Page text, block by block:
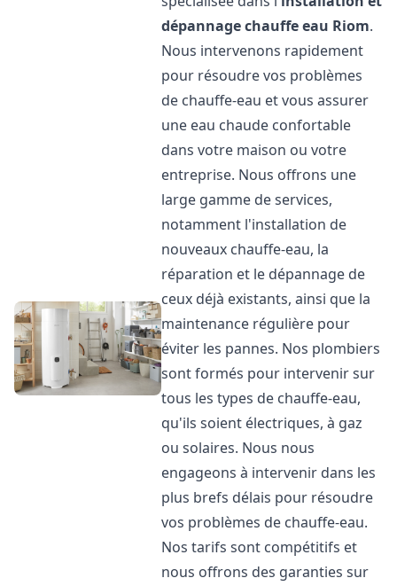
dépannage chauffe eau Riom.
Nous intervenons rapidement
pour résoudre vos problèmes
de chauffe-eau et vous assurer
une eau chaude confortable
dans votre maison ou votre
entreprise. Nous offrons une
large gamme de services,
notamment l'installation de
nouveaux chauffe-eau, la
réparation et le dépannage de
ceux déjà existants, ainsi que la
maintenance régulière pour
éviter les pannes. Nos plombiers
sont formés pour intervenir sur
tous les types de chauffe-eau,
qu'ils soient électriques, à gaz
ou solaires. Nous nous
engageons à intervenir dans les
plus brefs délais pour résoudre
vos problèmes de chauffe-eau.
Nos tarifs sont compétitifs et
nous offrons des garanties sur